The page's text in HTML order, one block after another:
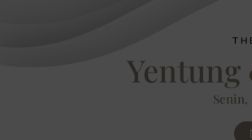
Yentung
Senin,